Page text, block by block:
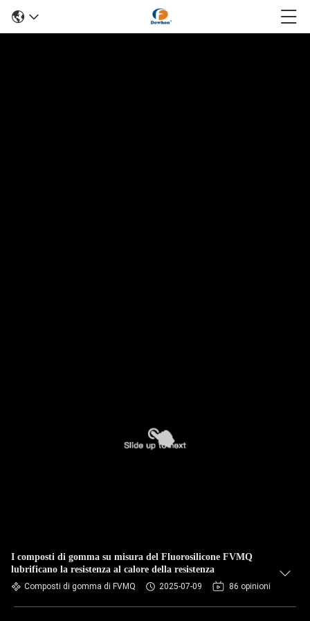
I composti di gomma su misura del Fluorosilicone FVMQ
lubrificano la resistenza al calore della resistenza
Composti di gomma di FVMQ 2025-07-09 86 opinioni